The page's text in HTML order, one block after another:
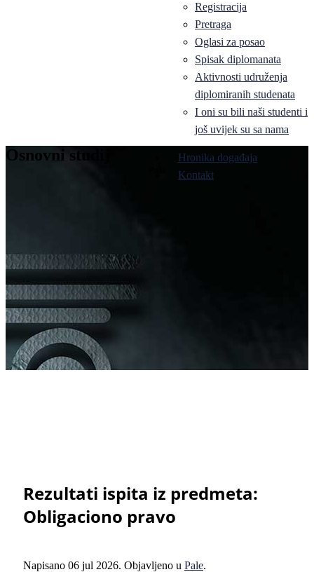
Registracija
Pretraga
Oglasi za posao
Spisak diplomanata
Aktivnosti udruženja
diplomiranih studenata
I oni su bili naši studenti i
još uvijek su sa nama
Hronika događaja
Kontakt
Osnovni studij
Rezultati ispita iz predmeta:
Obligaciono pravo
Napisano 06 jul 2026. Objavljeno u Pale.